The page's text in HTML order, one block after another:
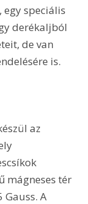
speciális
derékaljból
de van
is.
az
mágneses tér
A